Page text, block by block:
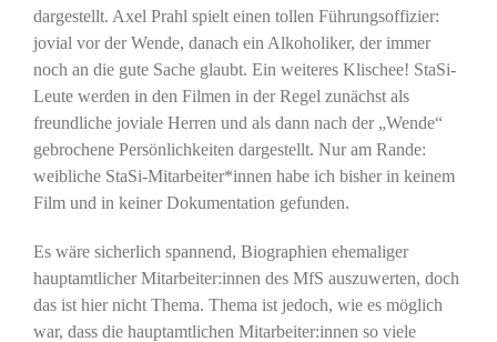
dargestellt. Axel Prahl spielt einen tollen Führungsoffizier:
jovial vor der Wende, danach ein Alkoholiker, der immer
noch an die gute Sache glaubt. Ein weiteres Klischee! StaSi-
Leute werden in den Filmen in der Regel zunächst als
freundliche joviale Herren und als dann nach der „Wende“
gebrochene Persönlichkeiten dargestellt. Nur am Rande:
weibliche StaSi-Mitarbeiter*innen habe ich bisher in keinem
Film und in keiner Dokumentation gefunden.
Es wäre sicherlich spannend, Biographien ehemaliger
hauptamtlicher Mitarbeiter:innen des MfS auszuwerten, doch
das ist hier nicht Thema. Thema ist jedoch, wie es möglich
war, dass die hauptamtlichen Mitarbeiter:innen so viele